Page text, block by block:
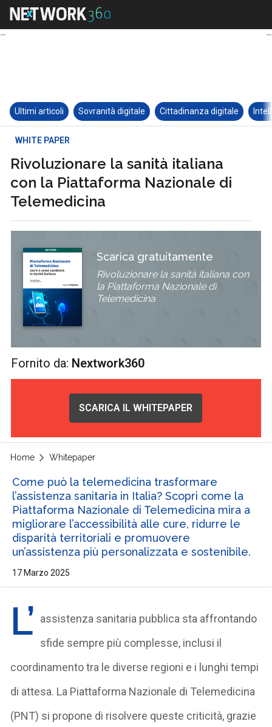
Ultimi articoli Sovranità digitale Cittadinanza digitale
WHITE PAPER
Rivoluzionare la sanità italiana
con la Piattaforma Nazionale di
Telemedicina
Scarica gratuitamente
Rivoluzionare la sanità italiana con
la Piattaforma Nazionale di
Telemedicina
Fornito da: Nextwork360
SCARICA IL WHITEPAPER
Home Whitepaper
Come può la telemedicina trasformare
l’assistenza sanitaria in Italia? Scopri come la
Piattaforma Nazionale di Telemedicina mira a
migliorare l’accessibilità alle cure, ridurre le
disparità territoriali e promuovere
un’assistenza più personalizzata e sostenibile.
17 Marzo 2025
L’ assistenza sanitaria pubblica sta affrontando
sfide sempre più complesse, inclusi il
coordinamento tra le diverse regioni e i lunghi tempi
di attesa. La Piattaforma Nazionale di Telemedicina
(PNT) si propone di risolvere queste criticità, grazie